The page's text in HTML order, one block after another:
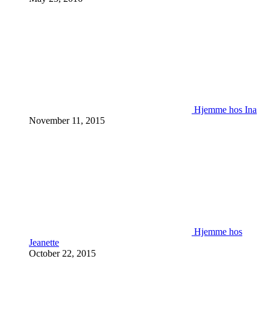
Hjemme hos Ina
November 11, 2015
Hjemme hos
Jeanette
October 22, 2015